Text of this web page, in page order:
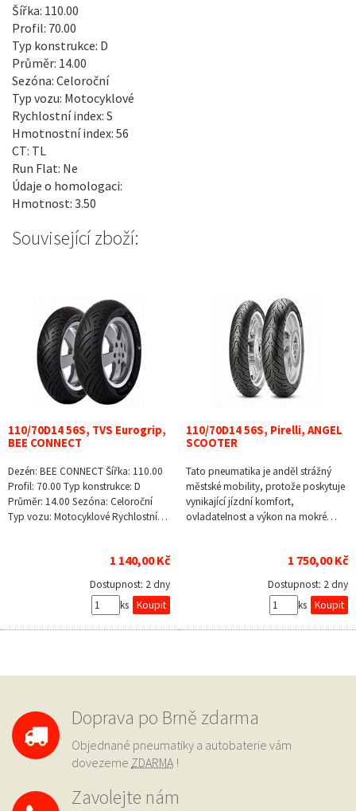
Šířka: 110.00
Profil: 70.00
Typ konstrukce: D
Průměr: 14.00
Sezóna: Celoroční
Typ vozu: Motocyklové
Rychlostní index: S
Hmotnostní index: 56
CT: TL
Run Flat: Ne
Údaje o homologaci:
Hmotnost: 3.50
Související zboží:
110/70D14 56S, TVS Eurogrip,
BEE CONNECT
Dezén: BEE CONNECT Šířka: 110.00
Profil: 70.00 Typ konstrukce: D
Průměr: 14.00 Sezóna: Celoroční
Typ vozu: Motocyklové Rychlostní…
1 140,00 Kč
Dostupnost: 2 dny
ks
110/70D14 56S, Pirelli, ANGEL
SCOOTER
Tato pneumatika je anděl strážný
městské mobility, protože poskytuje
vynikající jízdní komfort,
ovladatelnost a výkon na mokré…
1 750,00 Kč
Dostupnost: 2 dny
ks
Doprava po Brně zdarma
Objednané pneumatiky a autobaterie vám
dovezeme ZDARMA !
Zavolejte nám